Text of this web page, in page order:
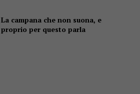
La campana che non suona, e
proprio per questo parla